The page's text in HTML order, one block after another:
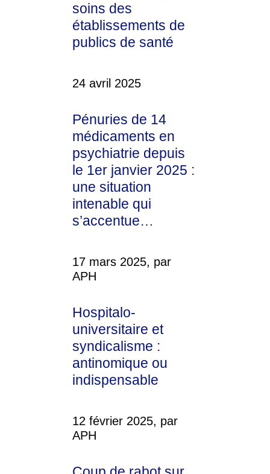
soins des
établissements de
publics de santé
24 avril 2025
Pénuries de 14
médicaments en
psychiatrie depuis
le 1er janvier 2025 :
une situation
intenable qui
s’accentue…
17 mars 2025, par
APH
Hospitalo-
universitaire et
syndicalisme :
antinomique ou
indispensable
12 février 2025, par
APH